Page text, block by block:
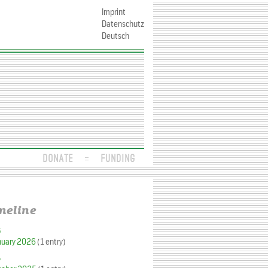
DONATE FUNDING
Imprint
Datenschutz
Deutsch
2026(1 entry)